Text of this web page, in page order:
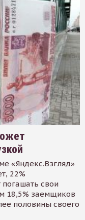
«Яндекс.Взгляд»
22%
погашать свои
18,5% заемщиков
половины своего